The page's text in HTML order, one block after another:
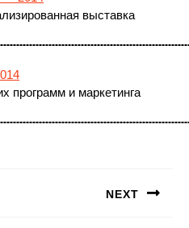
выставка
программ и маркетинга
NEXT